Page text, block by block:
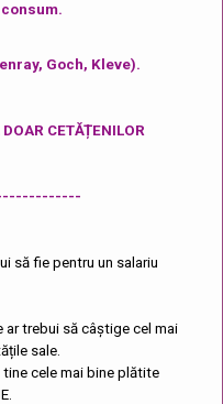
Goch, Kleve).
CETĂȚENILOR
să fie pentru un salariu
ar trebui să câștige cel mai
sale.
cele mai bine plătite